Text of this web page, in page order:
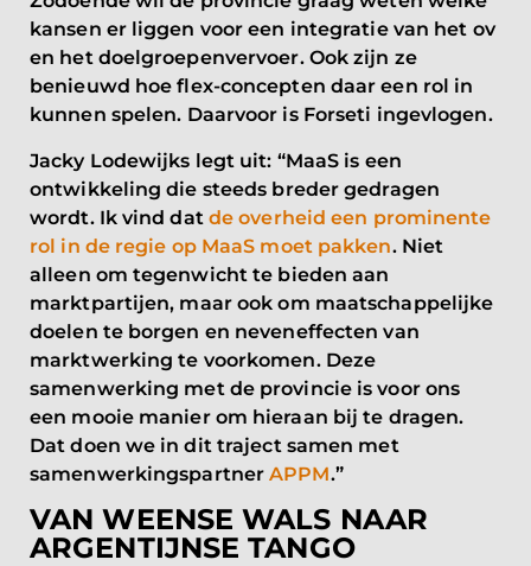
kansen er liggen voor een integratie van het ov
en het doelgroepenvervoer. Ook zijn ze
benieuwd hoe flex-concepten daar een rol in
kunnen spelen. Daarvoor is Forseti ingevlogen.
Jacky Lodewijks legt uit: “MaaS is een
ontwikkeling die steeds breder gedragen
wordt. Ik vind dat de overheid een prominente
rol in de regie op MaaS moet pakken. Niet
alleen om tegenwicht te bieden aan
marktpartijen, maar ook om maatschappelijke
doelen te borgen en neveneffecten van
marktwerking te voorkomen. Deze
samenwerking met de provincie is voor ons
een mooie manier om hieraan bij te dragen.
Dat doen we in dit traject samen met
samenwerkingspartnerAPPM.”
VAN WEENSE WALS NAAR
ARGENTIJNSE TANGO